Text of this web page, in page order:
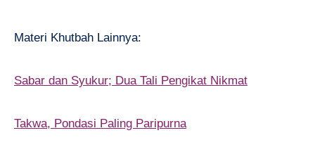
Materi Khutbah Lainnya:
Sabar dan Syukur; Dua Tali Pengikat Nikmat
Takwa, Pondasi Paling Paripurna